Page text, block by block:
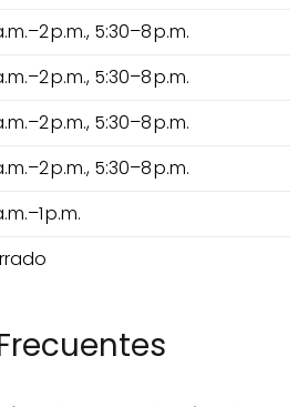
p.m., 5:30–8 p.m.
p.m., 5:30–8 p.m.
p.m., 5:30–8 p.m.
p.m., 5:30–8 p.m.
p.m.